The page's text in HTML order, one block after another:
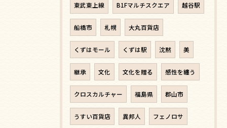
東武東上線 B1Fマルチスクエア 越谷駅
船橋市 札幌 大丸百貨店
くずはモール くずは駅 沈黙 美
継承 文化 文化を贈る 感性を纏う
クロスカルチャー 福島県 郡山市
うすい百貨店 異邦人 フェノロサ